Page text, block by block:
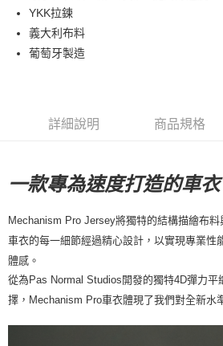
每筆NT$80，滿NT$10,000(含以上)免運費
7-11店到店
每筆NT$80，滿NT$10,000(含以上)免運費
YKK拉鍊
義大利布料
葡萄牙製造
詳細說明 商品規格
一款專為速度打造的車衣
Mechanism Pro Jersey將獨特的結構描繪布料
車衣的每一細節經過精心設計，以實現專業性
體感。
從為Pas Normal Studios開發的獨特4D彈力平
擇，Mechanism Pro車衣體現了我們對全新水